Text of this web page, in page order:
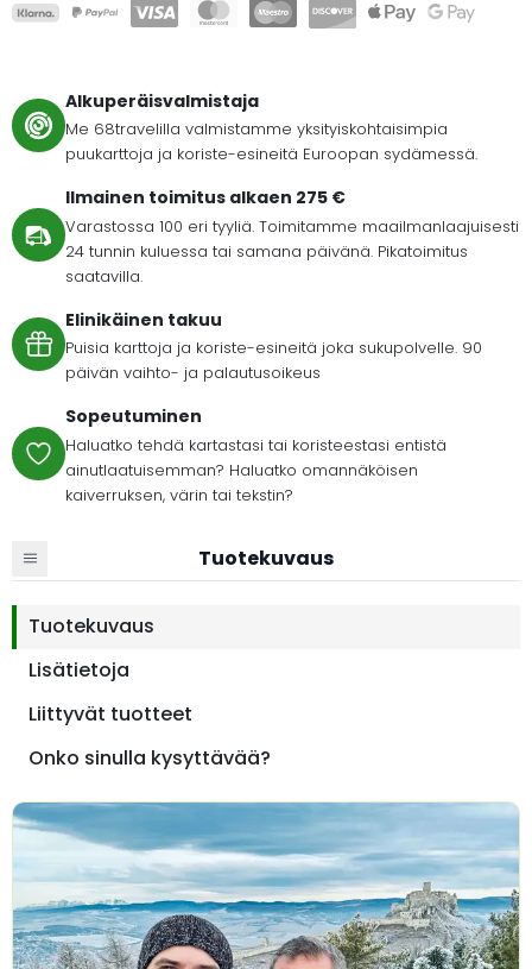
Alkuperäisvalmistaja
Me 68travelilla valmistamme yksityiskohtaisimpia
puukarttoja ja koriste-esineitä Euroopan sydämessä.
Ilmainen toimitus alkaen 275 €
Varastossa 100 eri tyyliä. Toimitamme maailmanlaajuisesti
24 tunnin kuluessa tai samana päivänä. Pikatoimitus
saatavilla.
Elinikäinen takuu
Puisia karttoja ja koriste-esineitä joka sukupolvelle. 90
päivän vaihto- ja palautusoikeus
Sopeutuminen
Haluatko tehdä kartastasi tai koristeestasi entistä
ainutlaatuisemman? Haluatko omannäköisen
kaiverruksen, värin tai tekstin?
Tuotekuvaus
Tuotekuvaus
Lisätietoja
Liittyvät tuotteet
Onko sinulla kysyttävää?